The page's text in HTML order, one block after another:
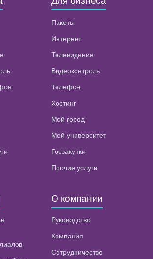
Пакеты
Интернет
Телевидение
Видеоконтроль
Телефон
Хостинг
Мой город
Мой университет
Госзакупки
Прочие услуги
О компании
Руководство
Компания
Сотрудничество